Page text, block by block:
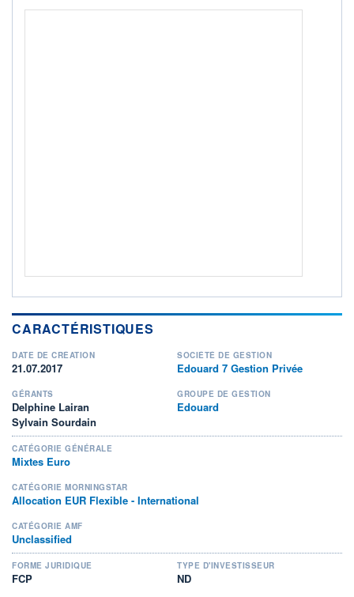
CTO BUSINESS
CARACTÉRISTIQUES
DATE DE CRÉATION
21.07.2017
SOCIÉTÉ DE GESTION
Edouard 7 Gestion Privée
GÉRANTS
Delphine Lairan
Sylvain Sourdain
GROUPE DE GESTION
Edouard
CATÉGORIE GÉNÉRALE
Mixtes Euro
CATÉGORIE MORNINGSTAR
Allocation EUR Flexible - International
CATÉGORIE AMF
Unclassified
FORME JURIDIQUE
FCP
TYPE D'INVESTISSEUR
ND